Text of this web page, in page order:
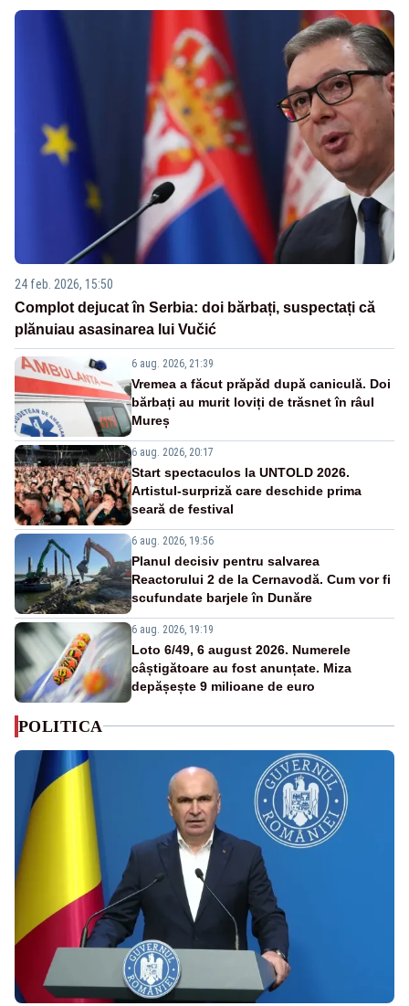
24 feb. 2026, 15:50
Complot dejucat în Serbia: doi bărbați, suspectați că
plănuiau asasinarea lui Vučić
6 aug. 2026, 21:39
Vremea a făcut prăpăd după caniculă. Doi
bărbați au murit loviți de trăsnet în râul
Mureș
6 aug. 2026, 20:17
Start spectaculos la UNTOLD 2026.
Artistul-surpriză care deschide prima
seară de festival
6 aug. 2026, 19:56
Planul decisiv pentru salvarea
Reactorului 2 de la Cernavodă. Cum vor fi
scufundate barjele în Dunăre
6 aug. 2026, 19:19
Loto 6/49, 6 august 2026. Numerele
câștigătoare au fost anunțate. Miza
depășește 9 milioane de euro
POLITICA